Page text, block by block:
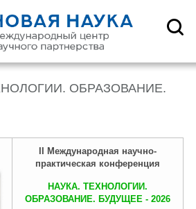
на
на
ОБРАЗОВАНИЕ.
Международная научно-
практическая конференция
НАУКА. ТЕХНОЛОГИИ.
ОБРАЗОВАНИЕ. БУДУЩЕЕ - 2026